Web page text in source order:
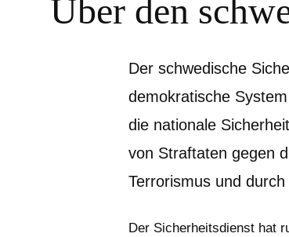
Über den
Der schwedische
demokratische
die nationale
von Straftaten gegen
Terrorismus und
Der Sicherheitsdienst hat